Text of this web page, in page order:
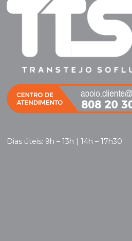
Dias úteis: 9h – 13h | 14h – 17h30